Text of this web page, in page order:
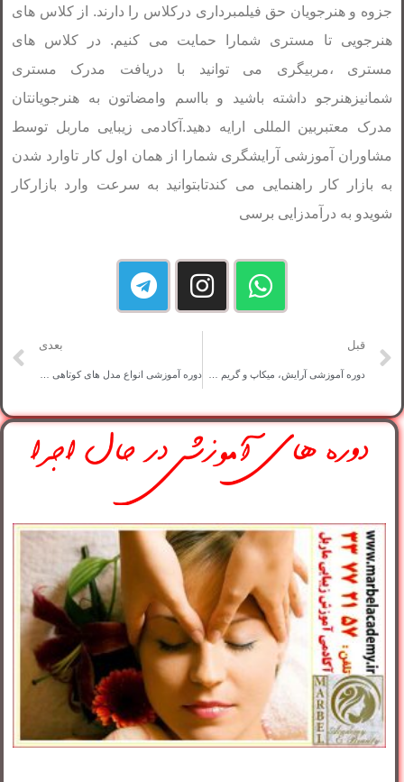
جزوه و هنرجویان حق فیلمبرداری درکلاس را دارند. از کلاس های
هنرجویی تا مستری شمارا حمایت می کنیم. در کلاس های
مستری ،مربیگری می توانید با دریافت مدرک مستری
شمانیزهنرجو داشته باشید و بااسم وامضاتون به هنرجویانتان
مدرک معتبربین المللی ارایه دهید.آکادمی زیبایی ماربل توسط
مشاوران آموزشی آرایشگری شمارا از همان اول کار تاوارد شدن
به بازار کار راهنمایی می کندتابتوانید به سرعت وارد بازارکار
شویدو به درآمدزایی برسی
قبل بعدی